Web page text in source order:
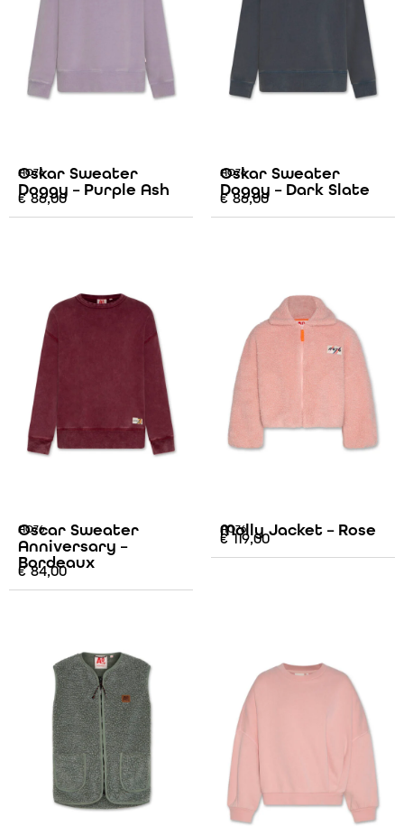
AO76
Oskar Sweater
Doggy – Purple Ash
€86,00
AO76
Oskar Sweater
Doggy – Dark Slate
€86,00
AO76
Oscar Sweater
Anniversary –
Bordeaux
€84,00
AO76
Molly Jacket – Rose
€119,00